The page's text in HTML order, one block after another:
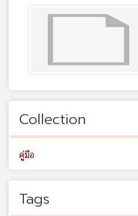
Collection
คู่มือ
Tags